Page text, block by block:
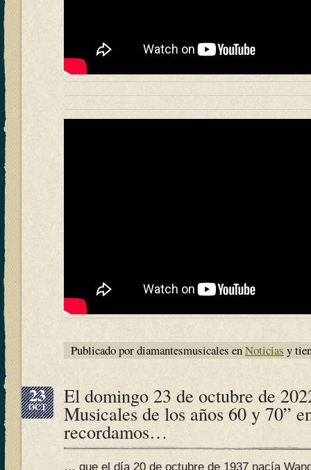
Publicado por diamantesmusicales enNoticias y
23
OCT El domingo 23 de octubre de
Musicales de los años 60 y 70”
recordamos…
… que el día 20 de octubre de 1937 nacía